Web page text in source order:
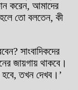
করেন, আমাদের
হলে তো বলতেন, কী
সাংবাদিকদের
জায়গায় থাকবে।
তখন দেখব।’